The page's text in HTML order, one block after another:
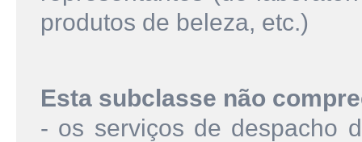
produtos de beleza, etc.)
Esta subclasse não
- os serviços de despacho